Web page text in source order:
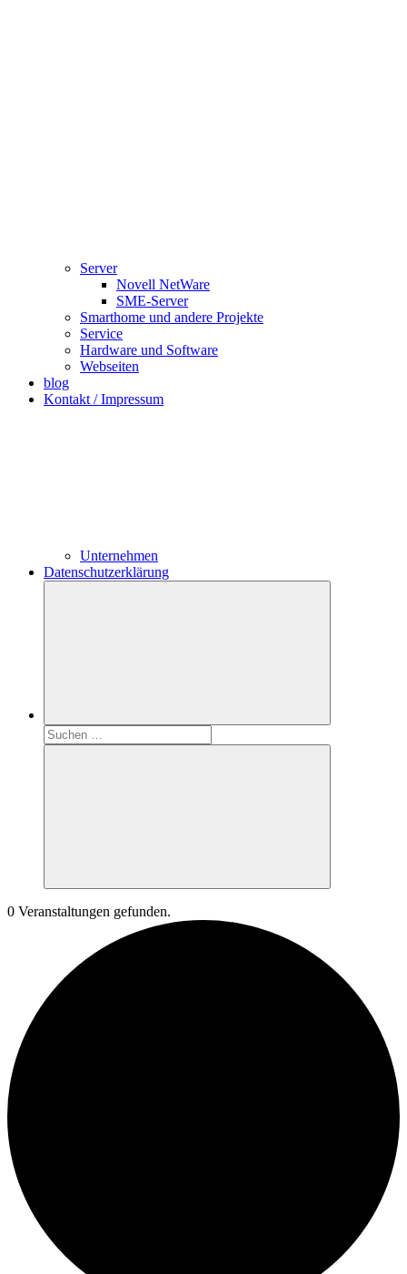
Server
Novell NetWare
SME-Server
Smarthome und andere Projekte
Service
Hardware und Software
Webseiten
blog
Kontakt / Impressum
Unternehmen
Datenschutzerklärung
Suchen
nach:
Suchen
0 Veranstaltungen gefunden.